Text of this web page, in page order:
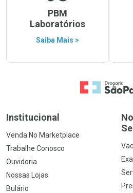
PBM
Laboratórios
Saiba Mais >
Ir para a Home
Institucional
Venda No Marketplace
Trabalhe Conosco
Ouvidoria
Nossas Lojas
Bulário